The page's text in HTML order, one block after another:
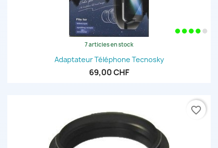
7 articles en stock
Adaptateur Téléphone Tecnosky
69,00 CHF
favorite_border